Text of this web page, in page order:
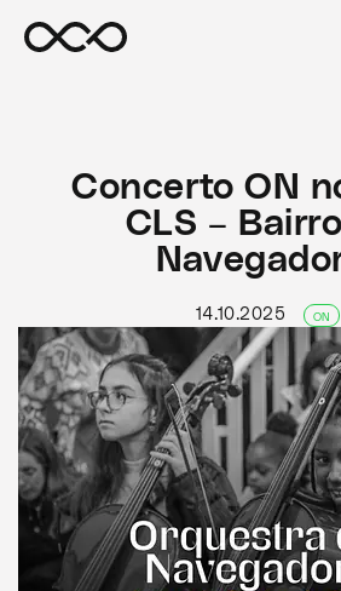
Concerto ON
CLS –
14.10.2025 ON